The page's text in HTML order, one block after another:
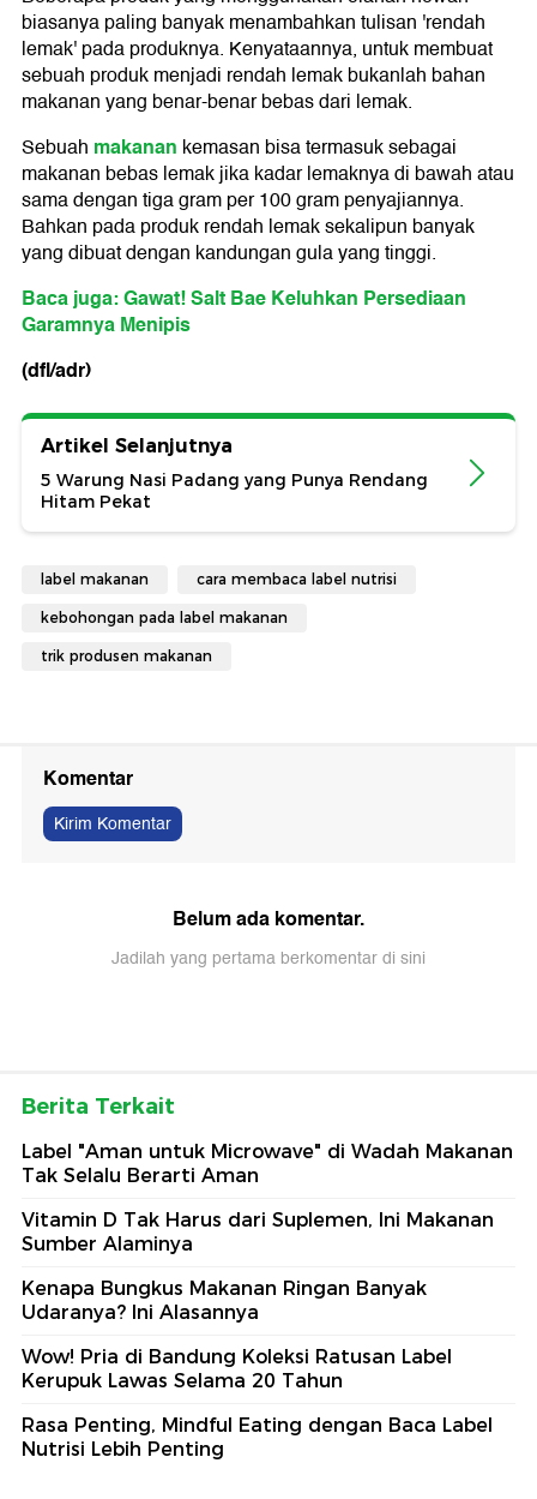
biasanya paling banyak menambahkan tulisan 'rendah
lemak' pada produknya. Kenyataannya, untuk membuat
sebuah produk menjadi rendah lemak bukanlah bahan
makanan yang benar-benar bebas dari lemak.
Sebuah makanan kemasan bisa termasuk sebagai
makanan bebas lemak jika kadar lemaknya di bawah atau
sama dengan tiga gram per 100 gram penyajiannya.
Bahkan pada produk rendah lemak sekalipun banyak
yang dibuat dengan kandungan gula yang tinggi.
Baca juga: Gawat! Salt Bae Keluhkan Persediaan
Garamnya Menipis
(dfl/adr)
Artikel Selanjutnya
5 Warung Nasi Padang yang Punya Rendang
Hitam Pekat
label makanan cara membaca label nutrisi
kebohongan pada label makanan
trik produsen makanan
Komentar
Kirim Komentar
Belum ada komentar.
Jadilah yang pertama berkomentar di sini
Berita Terkait
Label "Aman untuk Microwave" di Wadah Makanan
Tak Selalu Berarti Aman
Vitamin D Tak Harus dari Suplemen, Ini Makanan
Sumber Alaminya
Kenapa Bungkus Makanan Ringan Banyak
Udaranya? Ini Alasannya
Wow! Pria di Bandung Koleksi Ratusan Label
Kerupuk Lawas Selama 20 Tahun
Rasa Penting, Mindful Eating dengan Baca Label
Nutrisi Lebih Penting